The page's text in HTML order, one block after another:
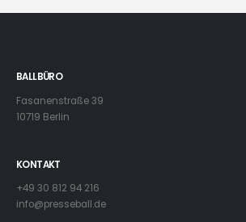
BALLBÜRO
Fasanenstraße 39
10719 Berlin
KONTAKT
+49 30 812 94 216
info@presseball.de